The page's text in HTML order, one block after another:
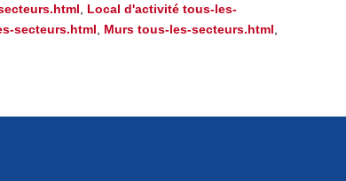
Local d'activité tous-les-
secteurs.html Murs tous-les-secteurs.html